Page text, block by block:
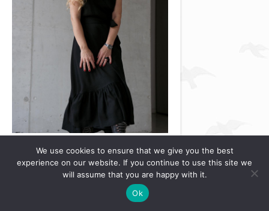
We use cookies to ensure that we give you the best
experience on our website. If you continue to use this site we
will assume that you are happy with it.
Ok